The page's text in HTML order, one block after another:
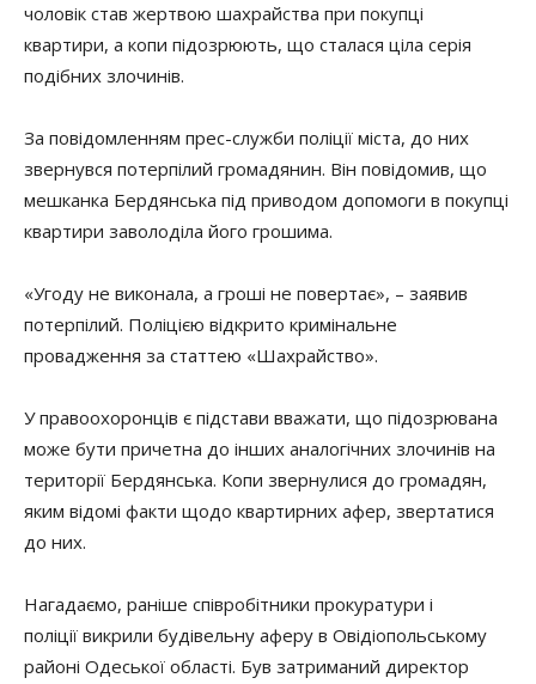
чоловік став жертвою шахрайства при покупці
квартири, а копи підозрюють, що сталася ціла серія
подібних злочинів.
За повідомленням прес-служби поліції міста, до них
звернувся потерпілий громадянин. Він повідомив, що
мешканка Бердянська під приводом допомоги в покупці
квартири заволоділа його грошима.
«Угоду не виконала, а гроші не повертає», – заявив
потерпілий. Поліцією відкрито кримінальне
провадження за статтею «Шахрайство».
У правоохоронців є підстави вважати, що підозрювана
може бути причетна до інших аналогічних злочинів на
території Бердянська. Копи звернулися до громадян,
яким відомі факти щодо квартирних афер, звертатися
до них.
Нагадаємо, раніше співробітники прокуратури і
поліції викрили будівельну аферу в Овідіопольському
районі Одеської області. Був затриманий директор